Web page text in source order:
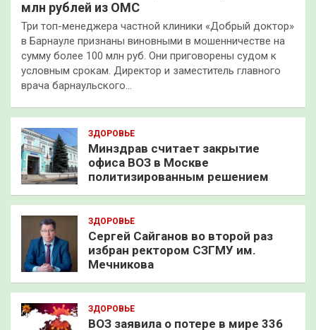
млн рублей из ОМС
Три топ-менеджера частной клиники «Добрый доктор»
в Барнауле признаны виновными в мошенничестве на
сумму более 100 млн руб. Они приговорены судом к
условным срокам. Директор и заместитель главного
врача барнаульского…
ЗДОРОВЬЕ
Минздрав считает закрытие
офиса ВОЗ в Москве
политизированным решением
ЗДОРОВЬЕ
Сергей Сайганов во второй раз
избран ректором СЗГМУ им.
Мечникова
ЗДОРОВЬЕ
ВОЗ заявила о потере в мире 336